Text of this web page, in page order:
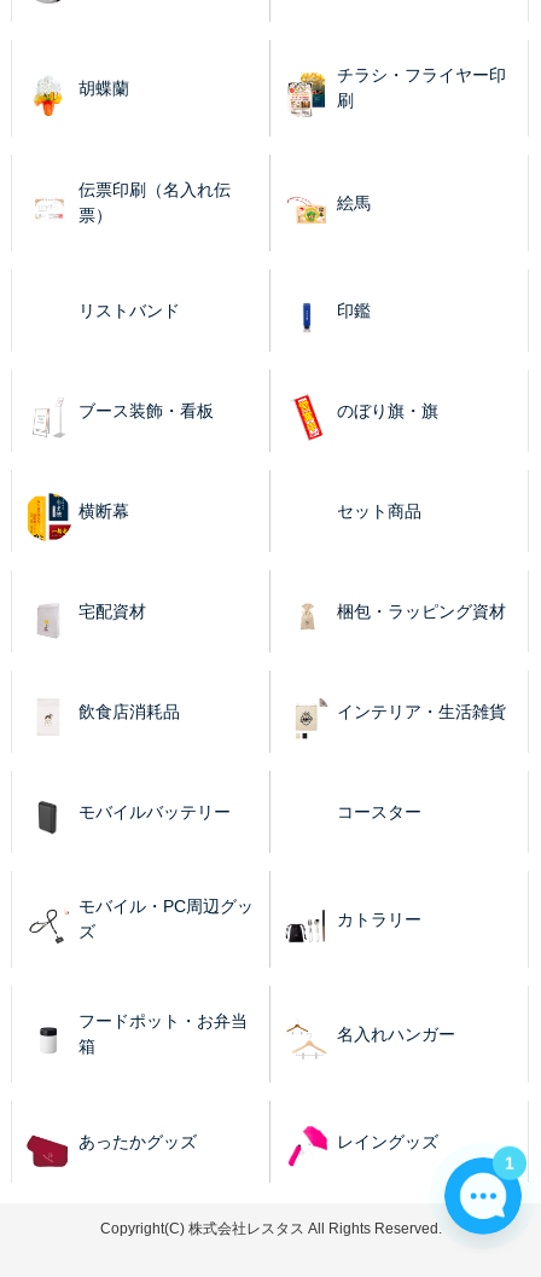
胡蝶蘭
チラシ・フライヤー印
刷
伝票印刷（名入れ伝
票）
絵馬
リストバンド 印鑑
ブース装飾・看板 のぼり旗・旗
横断幕 セット商品
宅配資材 梱包・ラッピング資材
飲食店消耗品 インテリア・生活雑貨
モバイルバッテリー コースター
モバイル・PC周辺グッ
ズ
カトラリー
フードポット・お弁当
箱
名入れハンガー
あったかグッズ レイングッズ
Copyright(C) 株式会社レスタス All Rights Reserved.
1